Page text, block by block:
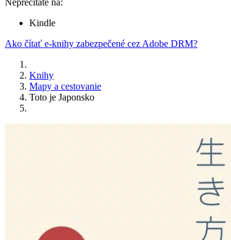
Neprečítate na:
Kindle
Ako čítať e-knihy zabezpečené cez Adobe DRM?
Knihy
Mapy a cestovanie
Toto je Japonsko